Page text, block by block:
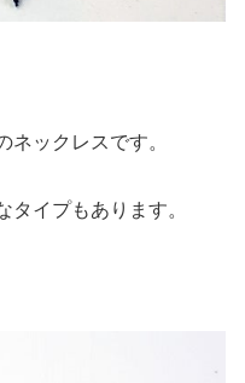
ックレスです。
タイプもあります。